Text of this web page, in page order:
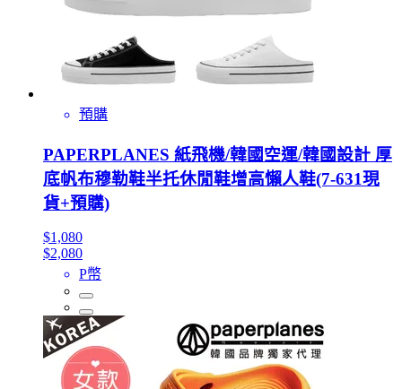
預購
PAPERPLANES 紙飛機/韓國空運/韓國設計 厚
底帆布穆勒鞋半托休閒鞋增高懶人鞋(7-631現
貨+預購)
$1,080
$2,080
P幣